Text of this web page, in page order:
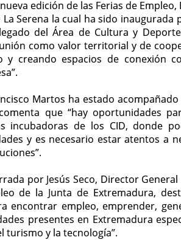
edición de las Ferias de
Serena la cual ha sido inaugurada
del Área de Cultura y
como valor territorial y de
y creando espacios de conexión
Martos ha estado
que “hay oportunidades
incubadoras de los CID, donde
y es necesario estar atentos a
por Jesús Seco, Director
de la Junta de Extremadura,
encontrar empleo, emprender,
presentes en Extremadura
turismo y la tecnología”.